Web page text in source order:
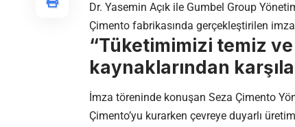
Dr. Yasemin Açık ile Gumbel Group
Çimento fabrikasında gerçekleştirilen
“Tüketimimizi temiz
kaynaklarından
İmza töreninde konuşan Seza Çimento
Çimento’yu kurarken çevreye duyarlı